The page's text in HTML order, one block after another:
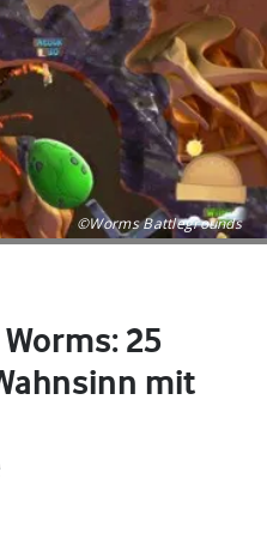
©Worms Battlegrounds
25
mit